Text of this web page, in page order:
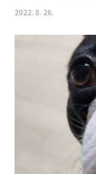
것인지 알아야 하는데 탑
탑삽수는 기존 무늬가
서 다른 삽수는 기존 생
가 좋더라도 갈릴 수 있
성장이 빠르기 때문인
입니다. 식테크를 찾아
2022. 8. 26.